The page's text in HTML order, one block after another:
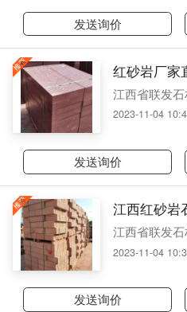
发送询价
红砂岩厂家
江西省联发
2023-11-04
发送询价
江西红砂岩
江西省联发
2023-11-04
发送询价